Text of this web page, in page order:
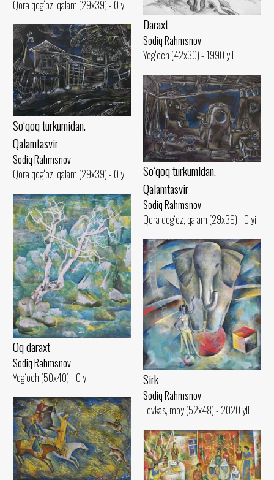
Daraxt
Sodiq Rahmsnov
Yog‘och (42x30) - 1990 yil
Qora qog‘oz, qalam (29x39) - 0 yil
So‘qoq turkumidan.
Qalamtasvir
Sodiq Rahmsnov
Qora qog‘oz, qalam (29x39) - 0 yil
So‘qoq turkumidan.
Qalamtasvir
Sodiq Rahmsnov
Qora qog‘oz, qalam (29x39) - 0 yil
Oq daraxt
Sodiq Rahmsnov
Yog‘och (50x40) - 0 yil
Sirk
Sodiq Rahmsnov
Levkas, moy (52x48) - 2020 yil